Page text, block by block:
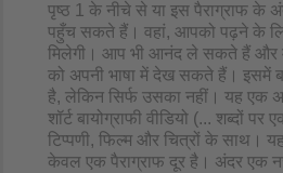
पृष्ठ 1 के नीचे से या इस पैराग्राफ
पहुँच सकते हैं। वहां, आपको पढ़ने के
मिलेगी। आप भी आनंद ले सकते हैं और
को अपनी भाषा में देख सकते हैं। इसमें
है, लेकिन सिर्फ उसका नहीं। यह एक
शॉर्ट बायोग्राफी वीडियो (... शब्दों
टिप्पणी, फिल्म और चित्रों के साथ।
केवल एक पैराग्राफ दूर है। अंदर एक